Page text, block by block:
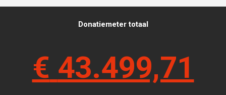
Donatiemeter totaal
€ 43.499,71